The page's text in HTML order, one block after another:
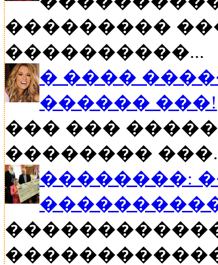
���������
����������...
� ����
������ ���!
��� ���
��������
��������: